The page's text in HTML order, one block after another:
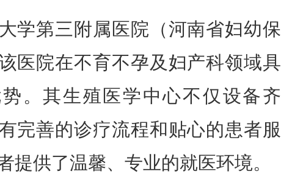
第三附属医院（河南省妇幼保
医院在不育不孕及妇产科领域具
。其生殖医学中心不仅设备齐
完善的诊疗流程和贴心的患者服
提供了温馨、专业的就医环境。